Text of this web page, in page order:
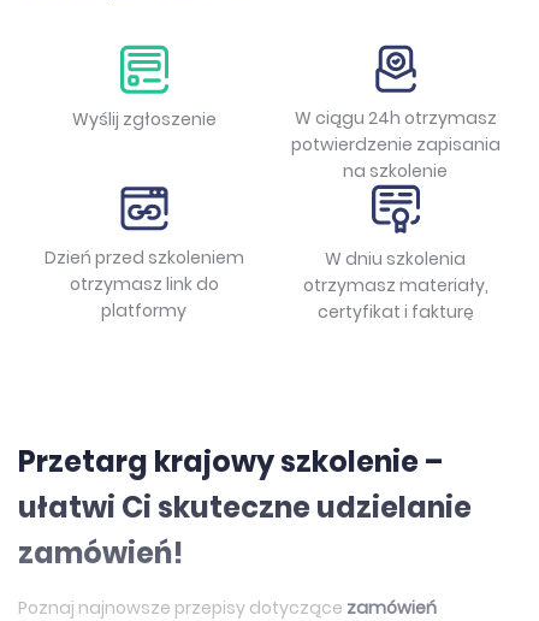
Wyślij zgłoszenie
W ciągu 24h otrzymasz
potwierdzenie zapisania
na szkolenie
Dzień przed szkoleniem
otrzymasz link do
platformy
W dniu szkolenia
otrzymasz materiały,
certyfikat i fakturę
Przetarg krajowy szkolenie –
ułatwi Ci skuteczne udzielanie
zamówień!
Poznaj najnowsze przepisy dotyczące zamówień